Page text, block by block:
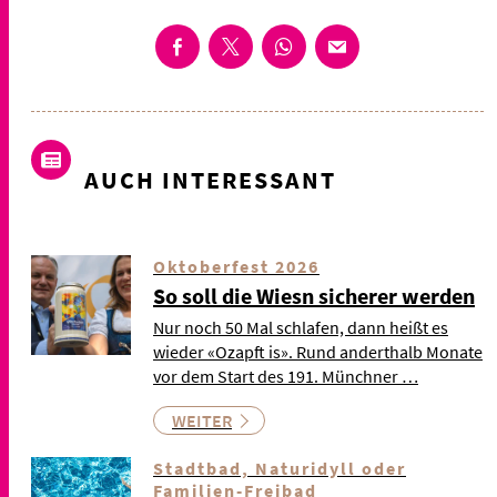
AUCH INTERESSANT
Oktoberfest 2026
So soll die Wiesn sicherer werden
Nur noch 50 Mal schlafen, dann heißt es
wieder «Ozapft is». Rund anderthalb Monate
vor dem Start des 191. Münchner …
WEITER
Stadtbad, Naturidyll oder
Familien-Freibad